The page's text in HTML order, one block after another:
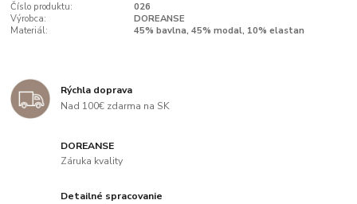
Číslo produktu:
026
Výrobca:
DOREANSE
Materiál:
45% bavlna, 45% modal, 10% elastan
Rýchla doprava
Nad 100€ zdarma na SK
DOREANSE
Záruka kvality
Detailné spracovanie